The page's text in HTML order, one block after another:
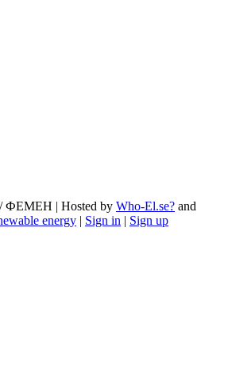
ФЕМЕН | Hosted by Who-El.se? and
energy | Sign in | Sign up